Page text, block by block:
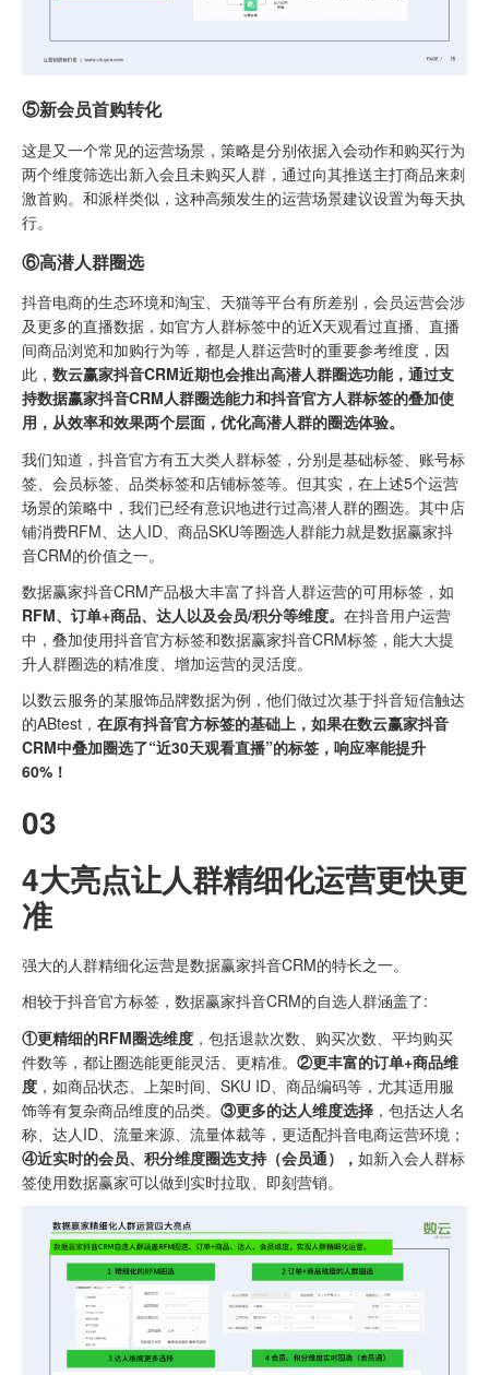
⑤新会员首购转化
这是又一个常见的运营场景，策略是分别依据入会动作和购买行为
两个维度筛选出新入会且未购买人群，通过向其推送主打商品来刺
激首购。和派样类似，这种高频发生的运营场景建议设置为每天执
行。
⑥高潜人群圈选
抖音电商的生态环境和淘宝、天猫等平台有所差别，会员运营会涉
及更多的直播数据，如官方人群标签中的近X天观看过直播、直播
间商品浏览和加购行为等，都是人群运营时的重要参考维度，因
此， 数云赢家抖音CRM近期也会推出高潜人群圈选功能，通过支
持数据赢家抖音CRM人群圈选能力和抖音官方人群标签的叠加使
用，从效率和效果两个层面，优化高潜人群的圈选体验。
我们知道，抖音官方有五大类人群标签，分别是基础标签、账号标
签、会员标签、品类标签和店铺标签等。但其实，在上述5个运营
场景的策略中，我们已经有意识地进行过高潜人群的圈选。其中店
铺消费RFM、达人ID、商品SKU等圈选人群能力就是数据赢家抖
音CRM的价值之一。
数据赢家抖音CRM产品极大丰富了抖音人群运营的可用标签，如
RFM、订单+商品、达人以及会员/积分等维度。 在抖音用户运营
中，叠加使用抖音官方标签和数据赢家抖音CRM标签，能大大提
升人群圈选的精准度、增加运营的灵活度。
以数云服务的某服饰品牌数据为例，他们做过次基于抖音短信触达
的ABtest， 在原有抖音官方标签的基础上，如果在数云赢家抖音
CRM中叠加圈选了“近30天观看直播”的标签，响应率能提升
60%！
03
4大亮点让人群精细化运营更快更
准
强大的人群精细化运营是数据赢家抖音CRM的特长之一。
相较于抖音官方标签，数据赢家抖音CRM的自选人群涵盖了:
①更精细的RFM圈选维度 ，包括退款次数、购买次数、平均购买
件数等，都让圈选能更能灵活、更精准。 ②更丰富的订单+商品维
度 ，如商品状态、上架时间、SKU ID、商品编码等，尤其适用服
饰等有复杂商品维度的品类。 ③更多的达人维度选择 ，包括达人名
称、达人ID、流量来源、流量体裁等，更适配抖音电商运营环境；
④近实时的会员、积分维度圈选支持（会员通）， 如新入会人群标
签使用数据赢家可以做到实时拉取、即刻营销。